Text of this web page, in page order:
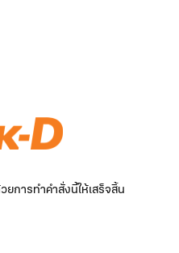
การทำคำสั่งนี้ให้เสร็จสิ้น